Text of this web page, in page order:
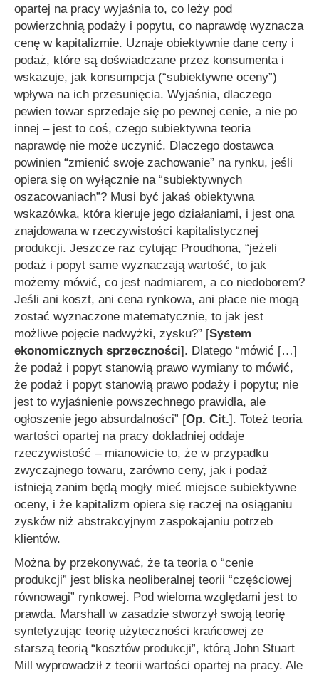
opartej na pracy wyjaśnia to, co leży pod
powierzchnią podaży i popytu, co naprawdę wyznacza
cenę w kapitalizmie. Uznaje obiektywnie dane ceny i
podaż, które są doświadczane przez konsumenta i
wskazuje, jak konsumpcja (“subiektywne oceny”)
wpływa na ich przesunięcia. Wyjaśnia, dlaczego
pewien towar sprzedaje się po pewnej cenie, a nie po
innej – jest to coś, czego subiektywna teoria
naprawdę nie może uczynić. Dlaczego dostawca
powinien “zmienić swoje zachowanie” na rynku, jeśli
opiera się on wyłącznie na “subiektywnych
oszacowaniach”? Musi być jakaś obiektywna
wskazówka, która kieruje jego działaniami, i jest ona
znajdowana w rzeczywistości kapitalistycznej
produkcji. Jeszcze raz cytując Proudhona, “jeżeli
podaż i popyt same wyznaczają wartość, to jak
możemy mówić, co jest nadmiarem, a co niedoborem?
Jeśli ani koszt, ani cena rynkowa, ani płace nie mogą
zostać wyznaczone matematycznie, to jak jest
możliwe pojęcie nadwyżki, zysku?” [System
ekonomicznych sprzeczności]. Dlatego “mówić […]
że podaż i popyt stanowią prawo wymiany to mówić,
że podaż i popyt stanowią prawo podaży i popytu; nie
jest to wyjaśnienie powszechnego prawidła, ale
ogłoszenie jego absurdalności” [Op. Cit.]. Toteż teoria
wartości opartej na pracy dokładniej oddaje
rzeczywistość – mianowicie to, że w przypadku
zwyczajnego towaru, zarówno ceny, jak i podaż
istnieją zanim będą mogły mieć miejsce subiektywne
oceny, i że kapitalizm opiera się raczej na osiąganiu
zysków niż abstrakcyjnym zaspokajaniu potrzeb
klientów.
Można by przekonywać, że ta teoria o “cenie
produkcji” jest bliska neoliberalnej teorii “częściowej
równowagi” rynkowej. Pod wieloma względami jest to
prawda. Marshall w zasadzie stworzył swoją teorię
syntetyzując teorię użyteczności krańcowej ze
starszą teorią “kosztów produkcji”, którą John Stuart
Mill wyprowadził z teorii wartości opartej na pracy. Ale